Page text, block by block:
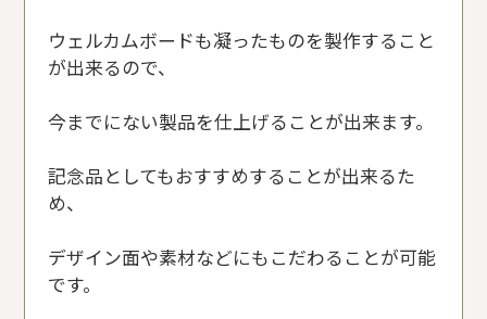
ウェルカムボードも凝ったものを製作すること
が出来るので、
今までにない製品を仕上げることが出来ます。
記念品としてもおすすめすることが出来るた
め、
デザイン面や素材などにもこだわることが可能
です。